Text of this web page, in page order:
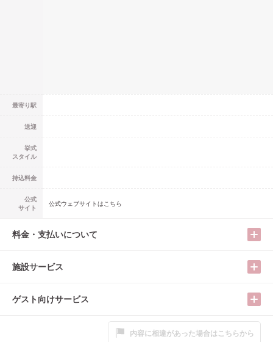
最寄り駅
送迎
挙式
スタイル
持込料金
公式
サイト
公式ウェブサイトはこちら
料金・支払いについて
施設サービス
ゲスト向けサービス
内容に相違があった場合はこちらから